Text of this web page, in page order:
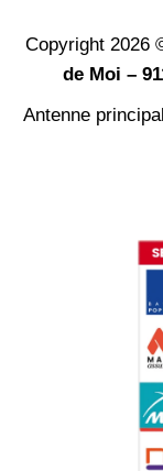
Copyright 2026
de Moi –
Antenne